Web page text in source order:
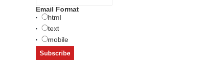
Email Format
html
text
mobile